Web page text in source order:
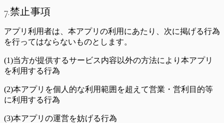
7.禁止事項
アプリ利用者は、本アプリの利用にあたり、次に掲げる行為
を行ってはならないものとします。
(1)当方が提供するサービス内容以外の方法により本アプリ
を利用する行為
(2)本アプリを個人的な利用範囲を超えて営業・営利目的等
に利用する行為
(3)本アプリの運営を妨げる行為